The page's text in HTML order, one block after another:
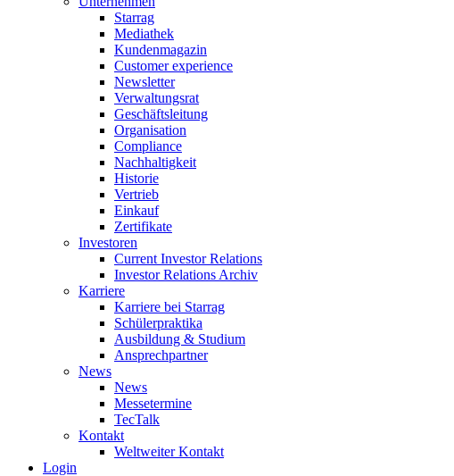
Starrag
Mediathek
Kundenmagazin
Customer experience
Newsletter
Verwaltungsrat
Geschäftsleitung
Organisation
Compliance
Nachhaltigkeit
Historie
Vertrieb
Einkauf
Zertifikate
Investoren
Current Investor Relations
Investor Relations Archiv
Karriere
Karriere bei Starrag
Schülerpraktika
Ausbildung & Studium
Ansprechpartner
News
News
Messetermine
TecTalk
Kontakt
Weltweiter Kontakt
Login